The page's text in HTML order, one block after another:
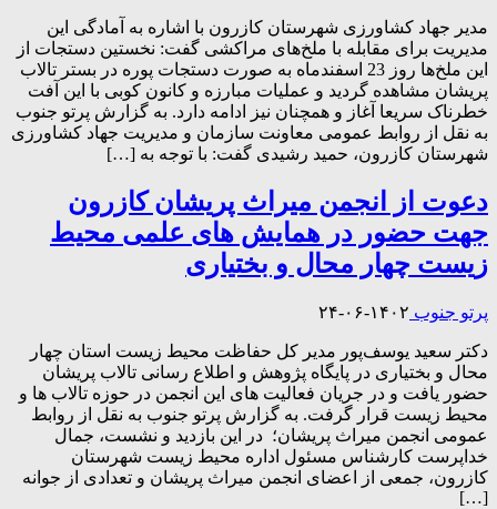
مدیر جهاد کشاورزی شهرستان کازرون با اشاره به آمادگی این
مدیریت برای مقابله با ملخ‌های مراکشی گفت: نخستین دستجات از
این ملخ‌ها روز 23 اسفندماه به صورت دستجات پوره در بستر تالاب
پریشان مشاهده گردید و عملیات مبارزه و کانون کوبی با این آفت
خطرناک سریعا آغاز و همچنان نیز ادامه دارد. به گزارش پرتو جنوب
به نقل از روابط عمومی معاونت سازمان و مدیریت جهاد کشاورزی
شهرستان کازرون، حمید رشیدی گفت: با توجه به […]
دعوت از انجمن میراث پریشان کازرون
جهت حضور در همایش های علمی محیط
زیست چهار محال و بختیاری
پرتو جنوب ۱۴۰۲-۰۶-۲۴
دکتر سعید یوسف‌پور مدیر کل حفاظت محیط زیست استان چهار
محال و بختیاری در پایگاه پژوهش و اطلاع رسانی تالاب پریشان
حضور یافت و در جریان فعالیت های این انجمن در حوزه تالاب ها و
محیط زیست قرار گرفت. به گزارش پرتو جنوب به نقل از روابط
عمومی انجمن میراث پریشان؛ در این بازدید و نشست، جمال
خداپرست کارشناس مسئول اداره محیط زیست شهرستان
کازرون، جمعی از اعضای انجمن میراث پریشان و تعدادی از جوانه
[…]